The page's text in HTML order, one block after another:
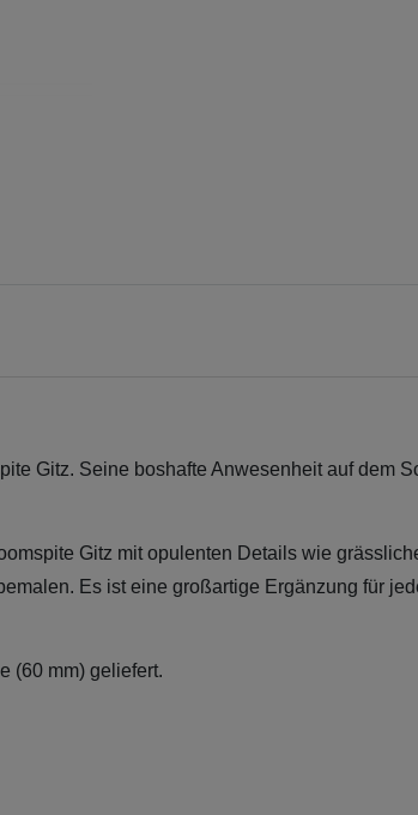
Gitz. Seine boshafte Anwesenheit auf dem
Gitz mit opulenten Details wie
Es ist eine großartige Ergänzung für
(60 mm) geliefert.